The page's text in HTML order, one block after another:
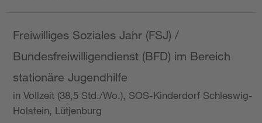
Freiwilliges Soziales Jahr (FSJ) /
Bundesfreiwilligendienst (BFD) im Bereich
stationäre Jugendhilfe
in Vollzeit (38,5 Std./Wo.), SOS-Kinderdorf Schleswig-
Holstein, Lütjenburg